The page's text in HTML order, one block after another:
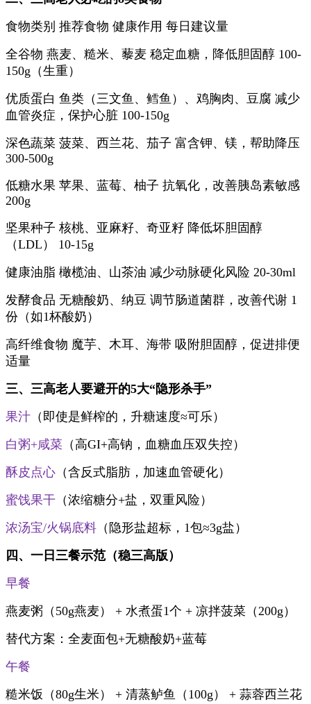
食物类别 推荐食物 健康作用 每日建议量
全谷物 燕麦、糙米、藜麦 稳定血糖，降低胆固醇 100-
150g（生重）
优质蛋白 鱼类（三文鱼、鳕鱼）、鸡胸肉、豆腐 减少
血管炎症，保护心脏 100-150g
深色蔬菜 菠菜、西兰花、茄子 富含钾、镁，帮助降压
300-500g
低糖水果 苹果、蓝莓、柚子 抗氧化，改善胰岛素敏感
200g
坚果种子 核桃、亚麻籽、奇亚籽 降低坏胆固醇
（LDL） 10-15g
健康油脂 橄榄油、山茶油 减少动脉硬化风险 20-30ml
发酵食品 无糖酸奶、纳豆 调节肠道菌群，改善代谢 1
份（如1杯酸奶）
高纤维食物 魔芋、木耳、海带 吸附胆固醇，促进排便
适量
三、三高老人要避开的5大“隐形杀手”
果汁 （即使是鲜榨的，升糖速度≈可乐）
白粥+咸菜 （高GI+高钠，血糖血压双失控）
酥皮点心 （含反式脂肪，加速血管硬化）
蜜饯果干 （浓缩糖分+盐，双重风险）
浓汤宝/火锅底料 （隐形盐超标，1包≈3g盐）
四、一日三餐示范（稳三高版）
早餐
燕麦粥（50g燕麦） + 水煮蛋1个 + 凉拌菠菜（200g）
替代方案：全麦面包+无糖酸奶+蓝莓
午餐
糙米饭（80g生米） + 清蒸鲈鱼（100g） + 蒜蓉西兰花